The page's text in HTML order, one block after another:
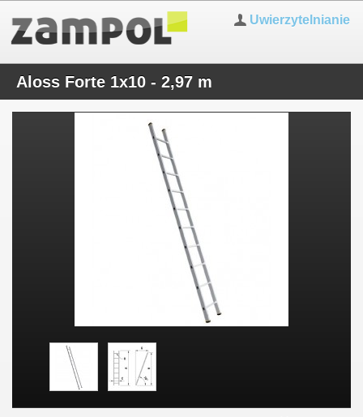
Uwierzytelnianie
Aloss Forte 1x10 - 2,97 m